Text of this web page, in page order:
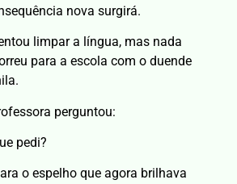
nova surgirá.
limpar a língua, mas nada
para a escola com o duende
perguntou:
pedi?
o espelho que agora brilhava